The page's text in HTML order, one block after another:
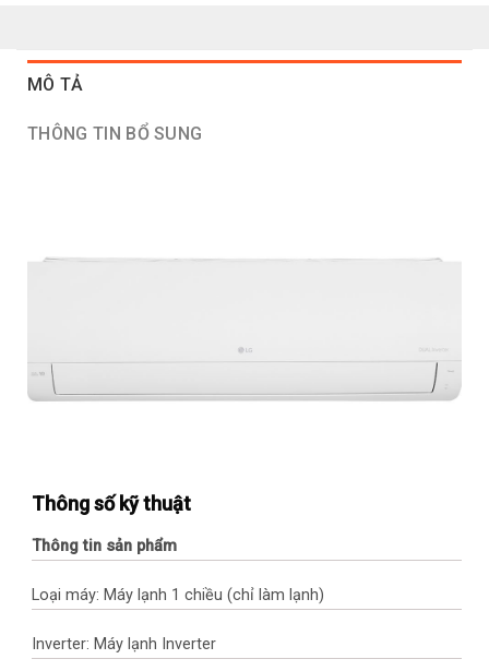
MÔ TẢ
THÔNG TIN BỔ SUNG
Thông số kỹ thuật
Thông tin sản phẩm
Loại máy: Máy lạnh 1 chiều (chỉ làm lạnh)
Inverter: Máy lạnh Inverter